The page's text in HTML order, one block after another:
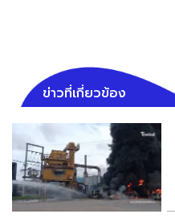
ข่าวที่เกี่ยวข้อง